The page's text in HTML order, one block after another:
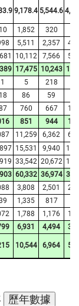
9,178.4 5,544.6
1,852 320
5,511 2,357
10,112 7,566
17,475 10,243
5 218
86 59
760 667
851 944
11,259 6,362
15,531 9,940
33,542 20,672
60,332 36,974
3,808 2,501
1,335 817
1,788 1,176
6,931 4,494
10,544 6,964
歷年數據